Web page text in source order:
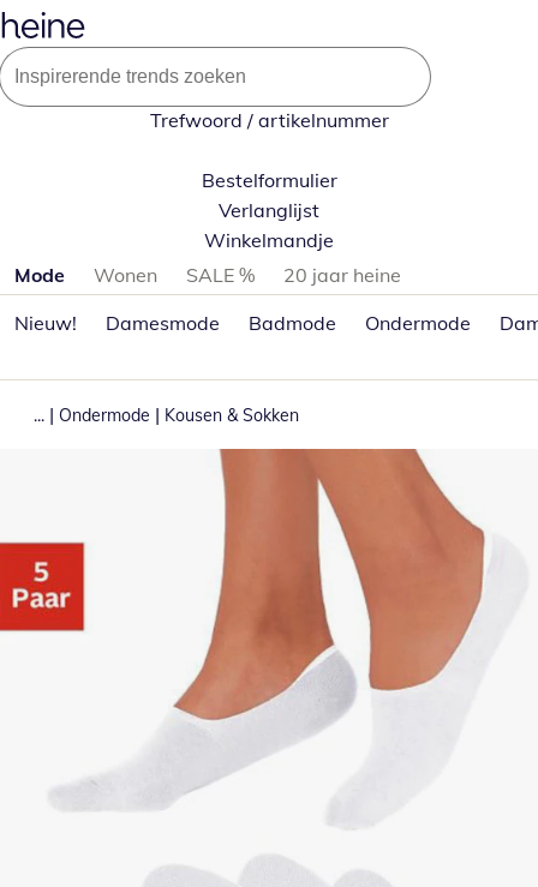
Trefwoord / artikelnummer
Bestelformulier
Verlanglijst
Winkelmandje
Productcategorieën overslaan
Mode Wonen SALE %
20 jaar heine
Nieuw!
Damesmode Badmode Ondermode
... | Ondermode | Kousen & Sokken